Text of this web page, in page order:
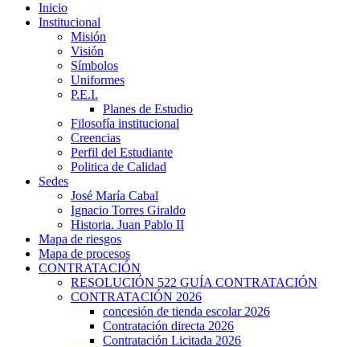
Inicio
Institucional
Misión
Visión
Símbolos
Uniformes
P.E.I.
Planes de Estudio
Filosofía institucional
Creencias
Perfil del Estudiante
Politica de Calidad
Sedes
José María Cabal
Ignacio Torres Giraldo
Historia. Juan Pablo II
Mapa de riesgos
Mapa de procesos
CONTRATACIÓN
RESOLUCIÓN 522 GUÍA CONTRATACIÓN
CONTRATACIÓN 2026
concesión de tienda escolar 2026
Contratación directa 2026
Contratación Licitada 2026